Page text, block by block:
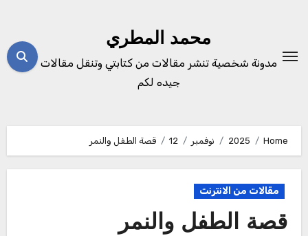
محمد المطري
مدونة شخصية تنشر مقالات من كتابتي وتنقل مقالات
جيده لكم
Home
2025 نوفمبر 12 قصة الطفل والنمر
مقالات من الانترنت
قصة الطفل والنمر